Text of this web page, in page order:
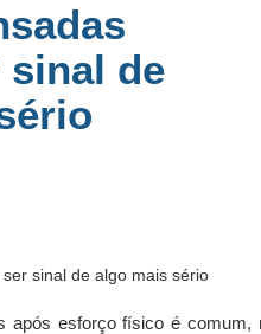
sinal de
após esforço físico é comum,